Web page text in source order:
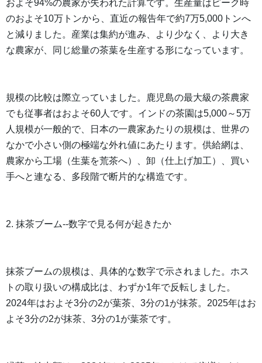
およそ94%の農家が失われた計算です。生産量はピーク時
のおよそ10万トンから、直近の報告年で約7万5,000トンへ
と減りました。産業は集約が進み、より少なく、より大き
な農家が、同じ総量の茶葉を生産する形になっています。
規模の比較は際立っていました。鹿児島の最大級の茶農家
でも従事者はおよそ60人です。インドの茶園は5,000～5万
人規模が一般的で、日本の一農家あたりの規模は、世界の
なかで小さい側の極端な外れ値にあたります。供給網は、
農家から工場（生葉を荒茶へ）、卸（仕上げ加工）、買い
手へと連なる、多段階で断片的な構造です。
2. 抹茶ブーム--数字で見る何が起きたか
抹茶ブームの規模は、具体的な数字で示されました。ホス
トの取り扱いの構成比は、わずか1年で反転しました。
2024年はおよそ3分の2が葉茶、3分の1が抹茶。2025年はお
よそ3分の2が抹茶、3分の1が葉茶です。